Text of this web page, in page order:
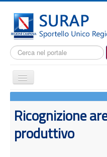
Cerca...
Cambia
navigazione
Notizie
Il SURAP
Ricognizione
produttivo